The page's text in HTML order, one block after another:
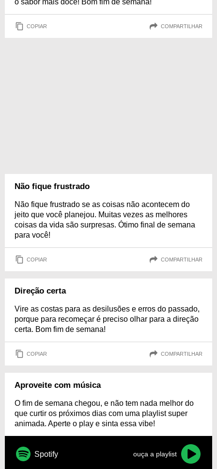
o sabor mais doce! Bom fim de semana!
COPIAR COMPARTILHAR
Não fique frustrado
Não fique frustrado se as coisas não acontecem do
jeito que você planejou. Muitas vezes as melhores
coisas da vida são surpresas. Ótimo final de semana
para você!
COPIAR COMPARTILHAR
Direção certa
Vire as costas para as desilusões e erros do passado,
porque para recomeçar é preciso olhar para a direção
certa. Bom fim de semana!
COPIAR COMPARTILHAR
Aproveite com música
O fim de semana chegou, e não tem nada melhor do
que curtir os próximos dias com uma playlist super
animada. Aperte o play e sinta essa vibe!
Spotify ouça a playlist